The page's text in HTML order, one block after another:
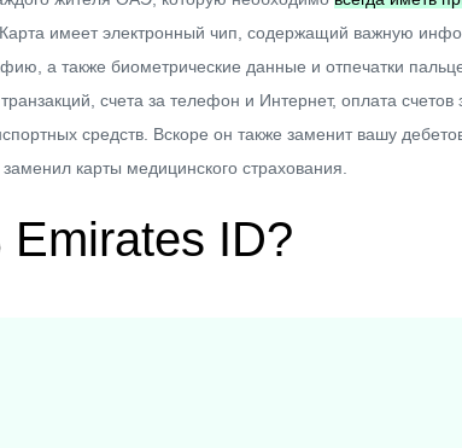
имеет электронный чип, содержащий важную
а также биометрические данные и отпечатки
счета за телефон и Интернет, оплата
средств. Вскоре он также заменит вашу
карты медицинского страхования.
Emirates ID?